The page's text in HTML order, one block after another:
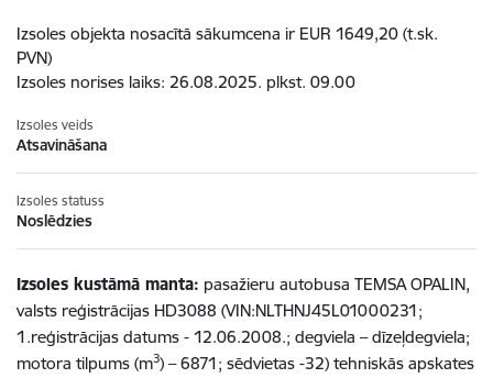
Izsoles objekta nosacītā sākumcena ir EUR 1649,20 (t.sk.
PVN)
Izsoles norises laiks: 26.08.2025. plkst. 09.00
Izsoles veids
Atsavināšana
Izsoles statuss
Noslēdzies
Izsoles kustāmā manta: pasažieru autobusa TEMSA OPALIN,
valsts reģistrācijas HD3088 (VIN:NLTHNJ45L01000231;
1.reģistrācijas datums - 12.06.2008.; degviela – dīzeļdegviela;
motora tilpums (m3) – 6871; sēdvietas -32) tehniskās apskates